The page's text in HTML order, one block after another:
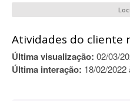
Atividades do cliente
Última visualização: 02/03/
Última interação: 18/02/2022